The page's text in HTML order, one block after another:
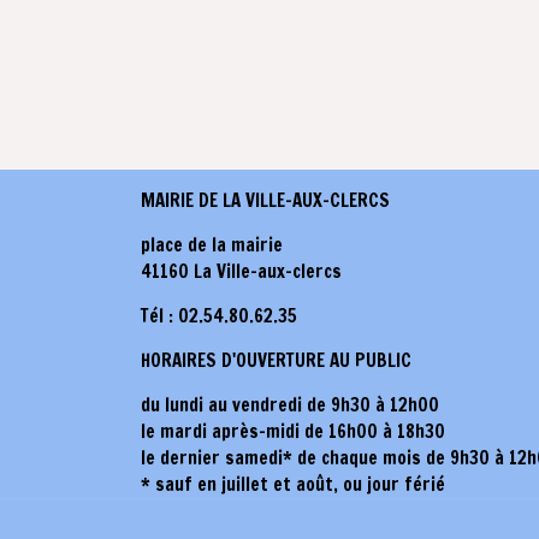
MAIRIE DE LA VILLE-AUX-CLERCS
place de la mairie
41160 La Ville-aux-clercs
Tél : 02.54.80.62.35
HORAIRES D'OUVERTURE AU PUBLIC
du lundi au vendredi de 9h30 à 12h00
le mardi après-midi de 16h00 à 18h30
le dernier samedi* de chaque mois de 9h30 à
* sauf en juillet et août, ou jour férié